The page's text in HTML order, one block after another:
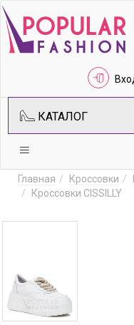
КАТАЛОГ
Главная Кроссовки
Кроссовки CISSILLY